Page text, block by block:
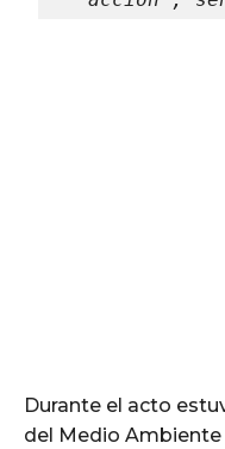
Durante el acto
del Medio Ambiente